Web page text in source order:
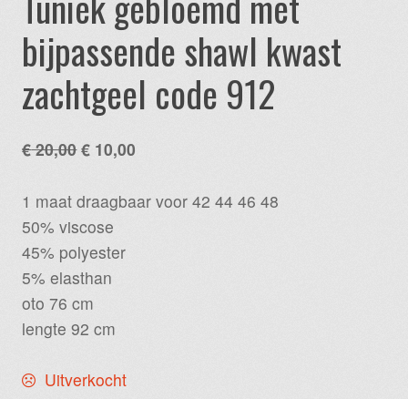
bijpassende shawl kwast
zachtgeel code 912
€20,00Oorspronkelijke
was:
€ 20,00.
€ 10,00
is:
1 maat draagbaar voor 42 44 46 48
50% viscose
45% polyester
5% elasthan
oto 76 cm
lengte 92 cm
Uitverkocht